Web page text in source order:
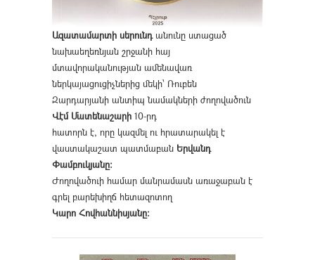
Ազատամարտի սերունդանունը ստացած
նախաեղեռնյան շրջանի հայ
մտավորականության ամենավառ
ներկայացուցիչներից մեկի՝ Ռուբեն
Զարդարյանի անտիպ նամակների ժողովածուն
Վէմ Մատենաշարի 10-րդ
հատորն է, որը կազմել ու հրատարակել է
վաստակաշատ պատմաբան Երվանդ
Փամբուկյանը։
Ժողովածուի համար մանրամասն առաջաբան է
գրել բարեխիղճ հետազոտող
Կարո Հովհաննիսյանը։